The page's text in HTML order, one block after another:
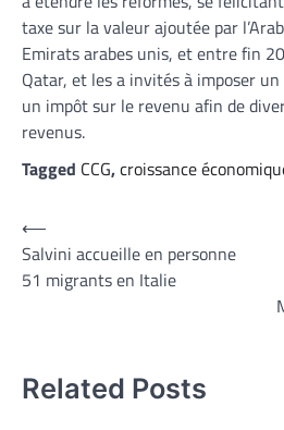
taxe sur la valeur ajoutée par
Emirats arabes unis, et entre fin
Qatar, et les a invités à imposer
un impôt sur le revenu afin de
revenus.
Tagged CCG,croissance
Navigation
de
l’article
⟵
Salvini accueille en personne
51 migrants en Italie
Related Posts